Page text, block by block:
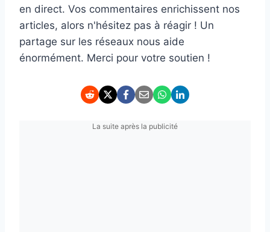
en direct. Vos commentaires enrichissent nos
articles, alors n'hésitez pas à réagir ! Un
partage sur les réseaux nous aide
énormément. Merci pour votre soutien !
La suite après la publicité